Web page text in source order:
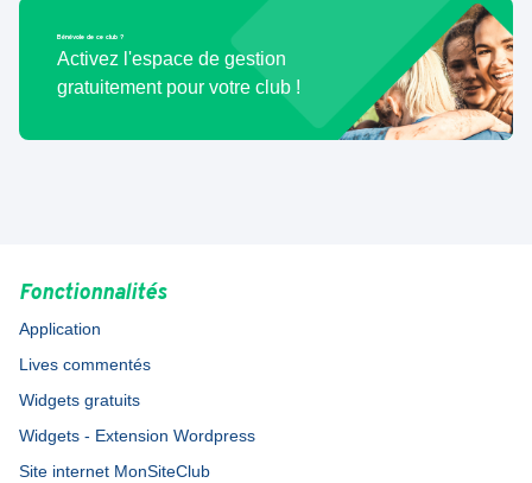
Bénévole de ce club ?
Activez l'espace de gestion
gratuitement pour votre club !
Fonctionnalités
Application
Lives commentés
Widgets gratuits
Widgets - Extension Wordpress
Site internet MonSiteClub